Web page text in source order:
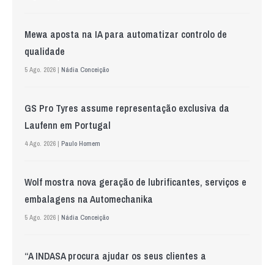
Mewa aposta na IA para automatizar controlo de
qualidade
5 Ago. 2026 | Nádia Conceição
GS Pro Tyres assume representação exclusiva da
Laufenn em Portugal
4 Ago. 2026 | Paulo Homem
Wolf mostra nova geração de lubrificantes, serviços e
embalagens na Automechanika
5 Ago. 2026 | Nádia Conceição
“A INDASA procura ajudar os seus clientes a